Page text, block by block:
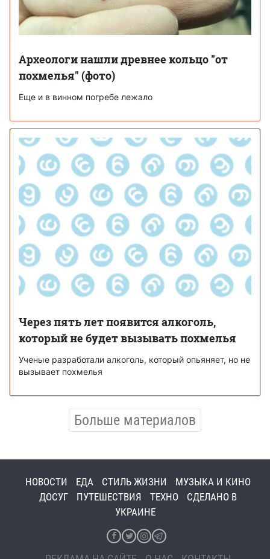
Археологи нашли древнее кольцо "от
похмелья" (фото)
Еще и в винном погребе лежало
Через пять лет появится алкоголь,
который не будет вызывать похмелья
Ученые разработали алкоголь, который опьяняет, но не
вызывает похмелья
Больше материалов
НОВОСТИ ЕДА СТИЛЬ ЖИЗНИ
МУЗЫКА И КИНО
ДОСУГ
ПУТЕШЕСТВИЯ ТЕХНО
СДЕЛАНО В
УКРАИНЕ